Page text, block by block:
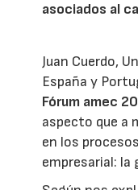
asociados al
Juan Cuerdo,
España y
Fórum amec
aspecto que a
en los
empresarial: la